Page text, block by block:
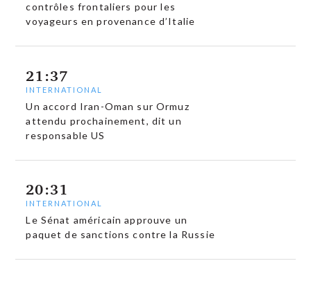
contrôles frontaliers pour les
voyageurs en provenance d’Italie
21:37
INTERNATIONAL
Un accord Iran-Oman sur Ormuz
attendu prochainement, dit un
responsable US
20:31
INTERNATIONAL
Le Sénat américain approuve un
paquet de sanctions contre la Russie